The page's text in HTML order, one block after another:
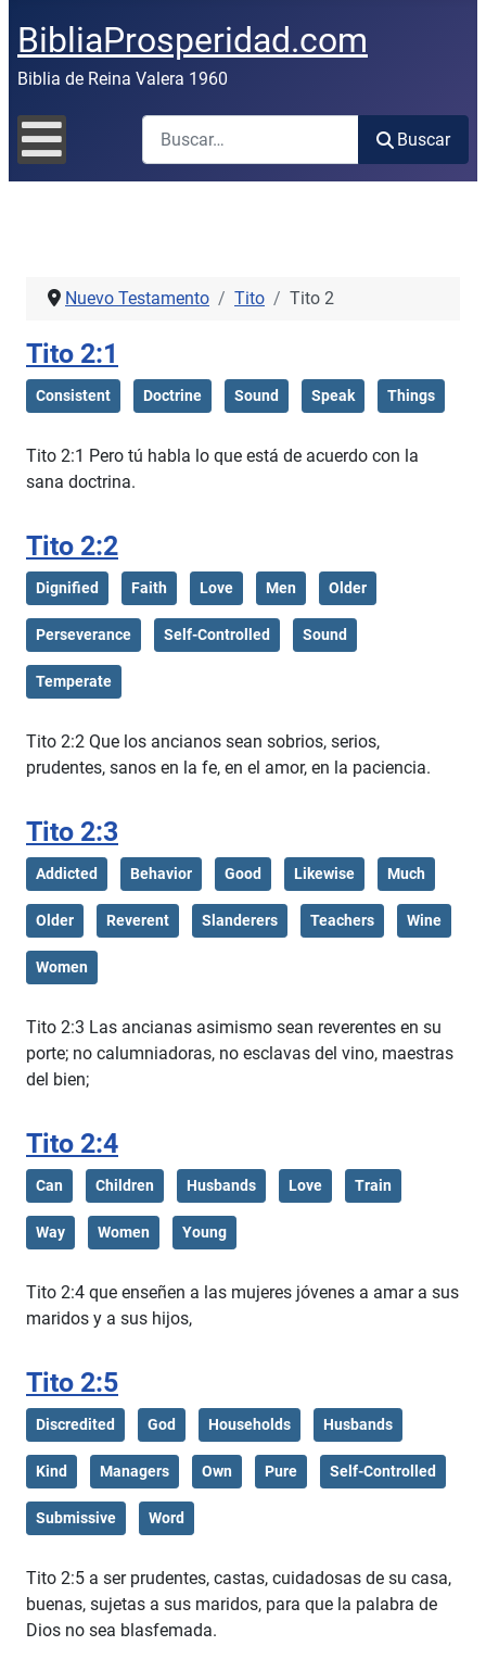
BibliaProsperidad.com
Biblia de Reina Valera 1960
Buscar
Buscar
Nuevo Testamento Tito Tito 2
Tito 2:1
Consistent Doctrine Sound Speak Things
Tito 2:1 Pero tú habla lo que está de acuerdo con la
sana doctrina.
Tito 2:2
Dignified Faith Love Men Older
Perseverance Self-Controlled Sound
Temperate
Tito 2:2 Que los ancianos sean sobrios, serios,
prudentes, sanos en la fe, en el amor, en la paciencia.
Tito 2:3
Addicted Behavior Good Likewise Much
Older Reverent Slanderers Teachers Wine
Women
Tito 2:3 Las ancianas asimismo sean reverentes en su
porte; no calumniadoras, no esclavas del vino, maestras
del bien;
Tito 2:4
Can Children Husbands Love Train
Way Women Young
Tito 2:4 que enseñen a las mujeres jóvenes a amar a sus
maridos y a sus hijos,
Tito 2:5
Discredited God Households Husbands
Kind Managers Own Pure Self-Controlled
Submissive Word
Tito 2:5 a ser prudentes, castas, cuidadosas de su casa,
buenas, sujetas a sus maridos, para que la palabra de
Dios no sea blasfemada.